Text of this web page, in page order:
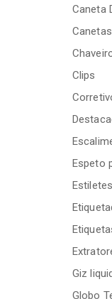
Caneta
Clips
Espeto
Estiletes
Giz
Globo